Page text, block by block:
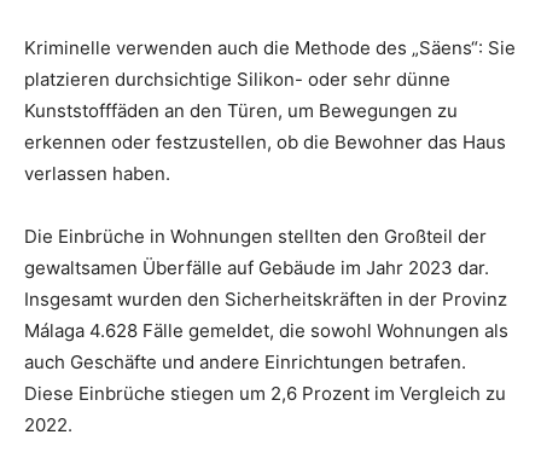
Kriminelle verwenden auch die Methode des „Säens“: Sie
platzieren durchsichtige Silikon- oder sehr dünne
Kunststofffäden an den Türen, um Bewegungen zu
erkennen oder festzustellen, ob die Bewohner das Haus
verlassen haben.
Die Einbrüche in Wohnungen stellten den Großteil der
gewaltsamen Überfälle auf Gebäude im Jahr 2023 dar.
Insgesamt wurden den Sicherheitskräften in der Provinz
Málaga 4.628 Fälle gemeldet, die sowohl Wohnungen als
auch Geschäfte und andere Einrichtungen betrafen.
Diese Einbrüche stiegen um 2,6 Prozent im Vergleich zu
2022.